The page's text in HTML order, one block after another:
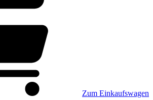
Zum Einkaufswagen